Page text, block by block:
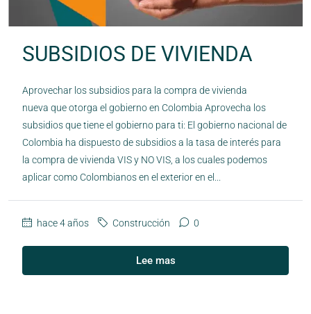
SUBSIDIOS DE VIVIENDA
Aprovechar los subsidios para la compra de vivienda
nueva que otorga el gobierno en Colombia Aprovecha los
subsidios que tiene el gobierno para ti: El gobierno nacional de
Colombia ha dispuesto de subsidios a la tasa de interés para
la compra de vivienda VIS y NO VIS, a los cuales podemos
aplicar como Colombianos en el exterior en el...
hace 4 años Construcción 0
Lee mas